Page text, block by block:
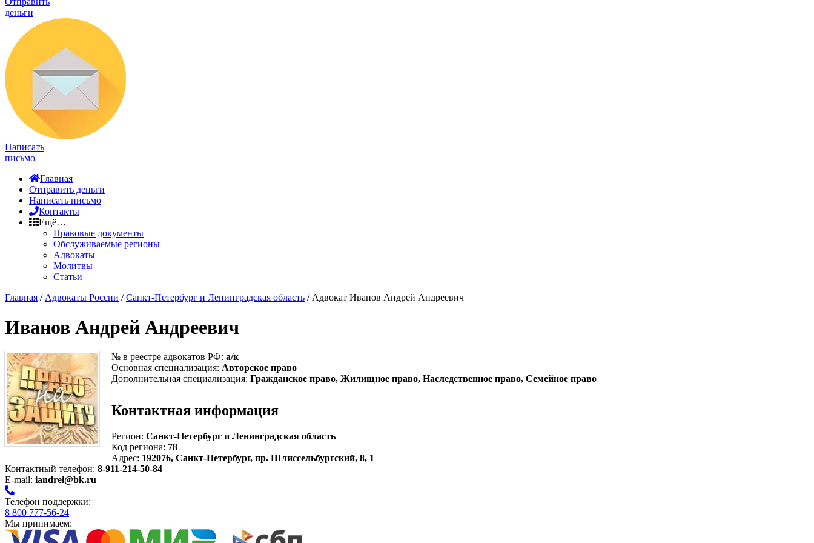
деньги
Написать
письмо
Главная
Отправить деньги
Написать письмо
Контакты
Ещё…
Правовые документы
Обслуживаемые регионы
Адвокаты
Молитвы
Статьи
Главная / Адвокаты России /Санкт-Петербург и Ленинградская область / Адвокат Иванов Андрей Андреевич
Иванов Андрей Андреевич
№ в реестре адвокатов РФ: а/к
Основная специализация: Авторское право
Дополнительная специализация: Гражданское право, Жилищное право, Наследственное право, Семейное право
Контактная информация
Регион: Санкт-Петербург и Ленинградская область
Код региона: 78
Адрес: 192076, Санкт-Петербург, пр. Шлиссельбургский, 8, 1
Контактный телефон: 8-911-214-50-84
E-mail: iandrei@bk.ru
Телефон поддержки:
8 800 777-56-24
Мы принимаем: